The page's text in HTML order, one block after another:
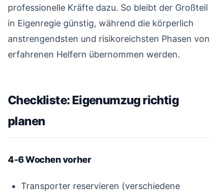
professionelle Kräfte dazu. So bleibt der Großteil
in Eigenregie günstig, während die körperlich
anstrengendsten und risikoreichsten Phasen von
erfahrenen Helfern übernommen werden.
Checkliste: Eigenumzug richtig
planen
4-6 Wochen vorher
Transporter reservieren (verschiedene